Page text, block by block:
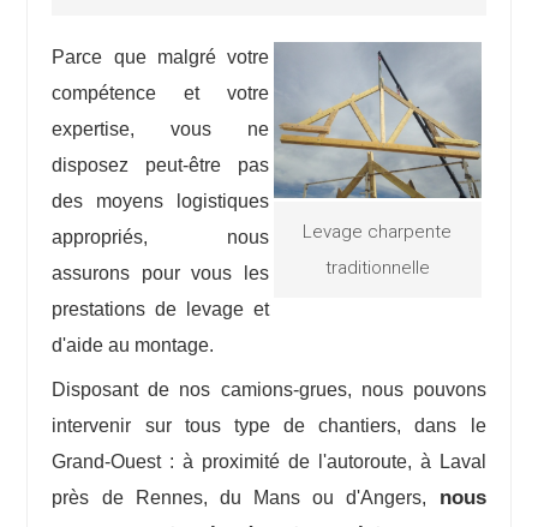
Levage charpente
traditionnelle
Parce que malgré votre
compétence et votre
expertise, vous ne
disposez peut-être pas
des moyens logistiques
appropriés, nous
assurons pour vous les
prestations de levage et
d'aide au montage.
Disposant de nos camions-grues, nous pouvons
intervenir sur tous type de chantiers, dans le
Grand-Ouest : à proximité de l'autoroute, à Laval
près de Rennes, du Mans ou d'Angers, nous